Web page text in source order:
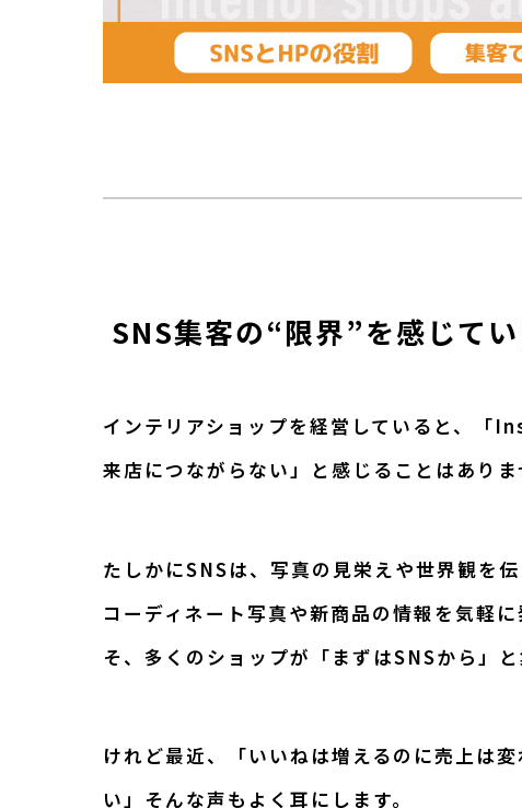
SNS集客の“限界”を感じてい
インテリアショップを経営していると、「
来店につながらない」と感じることはありま
たしかにSNSは、写真の見栄えや世界観を
コーディネート写真や新商品の情報を気軽
そ、多くのショップが「まずはSNSから」と
けれど最近、「いいねは増えるのに売上は
い」そんな声もよく耳にします。